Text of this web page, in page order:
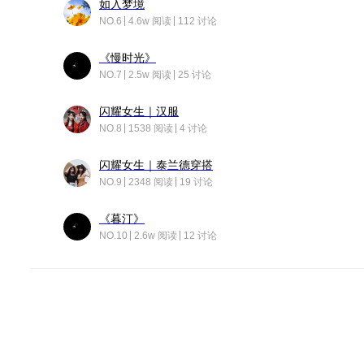
如入梦境
NO.6 4.6w 阅读 112 讨论
《慢时光》
NO.7 2.5w 阅读 25 讨论
闪耀女生｜汉服
NO.8 1538 阅读 4 讨论
闪耀女生｜泰兰德穿搭
NO.9 2348 阅读 19 讨论
《暮汀》
NO.10 2.6w 阅读 12 讨论